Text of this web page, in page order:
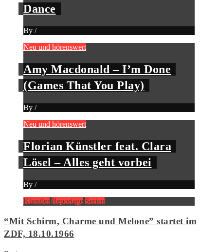
Dance
By /
Neu und hörenswert
Amy Macdonald – I’m Done
(Games That You Play)
By /
Neu und hörenswert
Florian Künstler feat. Clara
Lösel – Alles geht vorbei
By /
Künstler Reportage Serien
“Mit Schirm, Charme und Melone” startet im
ZDF, 18.10.1966